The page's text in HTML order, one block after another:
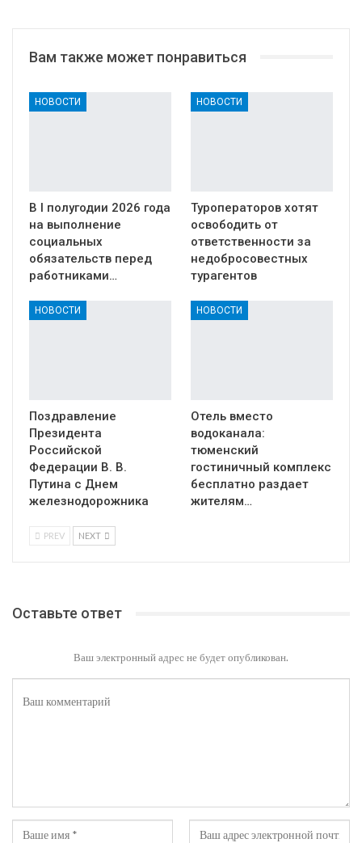
Вам также может понравиться
НОВОСТИ
В I полугодии 2026 года
на выполнение
социальных
обязательств перед
работниками…
НОВОСТИ
Туроператоров хотят
освободить от
ответственности за
недобросовестных
турагентов
НОВОСТИ
Поздравление
Президента
Российской
Федерации В. В.
Путина с Днем
железнодорожника
НОВОСТИ
Отель вместо
водоканала:
тюменский
гостиничный комплекс
бесплатно раздает
жителям…
PREV NEXT
Оставьте ответ
Ваш электронный адрес не будет опубликован.